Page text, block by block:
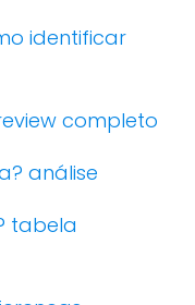
identificar
completo
análise
tabela